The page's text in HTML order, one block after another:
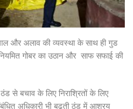
और अलाव की व्यवस्था के साथ ही गुड
गोबर का उठान और साफ सफाई की
से बचाव के लिए निराश्रितों के लिए
अधिकारी भी बढ़ती ठंड में आश्रय